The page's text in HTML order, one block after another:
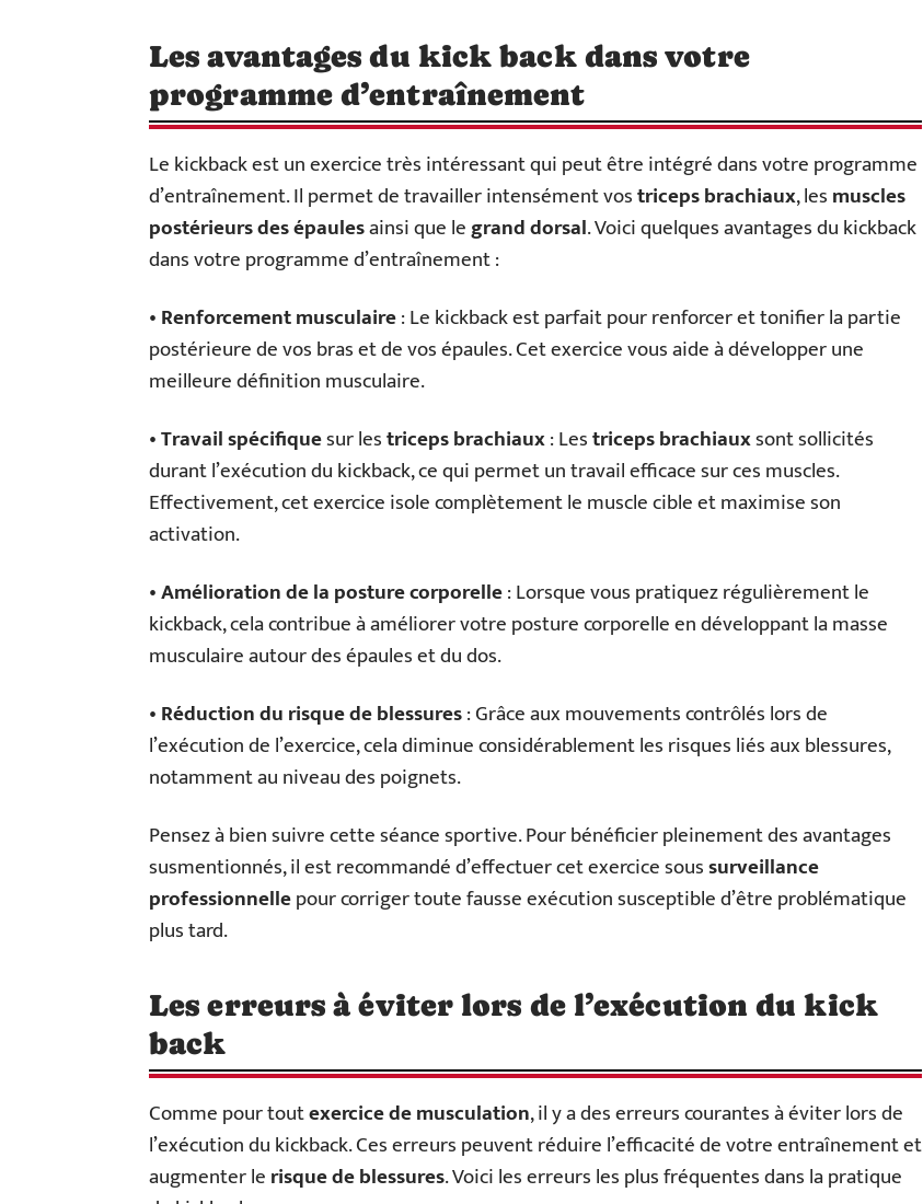
Les avantages du kick back dans votre
programme d’entraînement
Le kickback est un exercice très intéressant qui peut être intégré dans votre programme
d’entraînement. Il permet de travailler intensément vostriceps brachiaux, lesmuscles
postérieurs des épaulesainsi que legrand dorsal. Voici quelques avantages du kickback
dans votre programme d’entraînement :
•Renforcement musculaire: Le kickback est parfait pour renforcer et tonifier la partie
postérieure de vos bras et de vos épaules. Cet exercice vous aide à développer une
meilleure définition musculaire.
•Travail spécifiquesur lestriceps brachiaux: Lestriceps brachiauxsont sollicités
durant l’exécution du kickback, ce qui permet un travail efficace sur ces muscles.
Effectivement, cet exercice isole complètement le muscle cible et maximise son
activation.
•Amélioration de la posture corporelle: Lorsque vous pratiquez régulièrement le
kickback, cela contribue à améliorer votre posture corporelle en développant la masse
musculaire autour des épaules et du dos.
•Réduction du risque de blessures: Grâce aux mouvements contrôlés lors de
l’exécution de l’exercice, cela diminue considérablement les risques liés aux blessures,
notamment au niveau des poignets.
Pensez à bien suivre cette séance sportive. Pour bénéficier pleinement des avantages
susmentionnés, il est recommandé d’effectuer cet exercice soussurveillance
professionnellepour corriger toute fausse exécution susceptible d’être problématique
plus tard.
Les erreurs à éviter lors de l’exécution du kick
back
Comme pour toutexercice de musculation, il y a des erreurs courantes à éviter lors de
l’exécution du kickback. Ces erreurs peuvent réduire l’efficacité de votre entraînement et
augmenter lerisque de blessures. Voici les erreurs les plus fréquentes dans la pratique